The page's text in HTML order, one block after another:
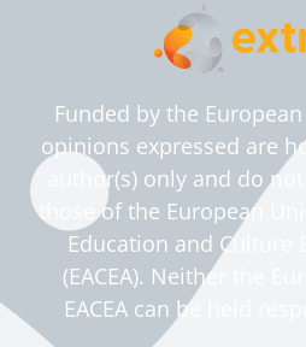
Funded by the European
opinions expressed are
author(s) only and do
those of the European
Education and Culture
(EACEA). Neither the
EACEA can be held